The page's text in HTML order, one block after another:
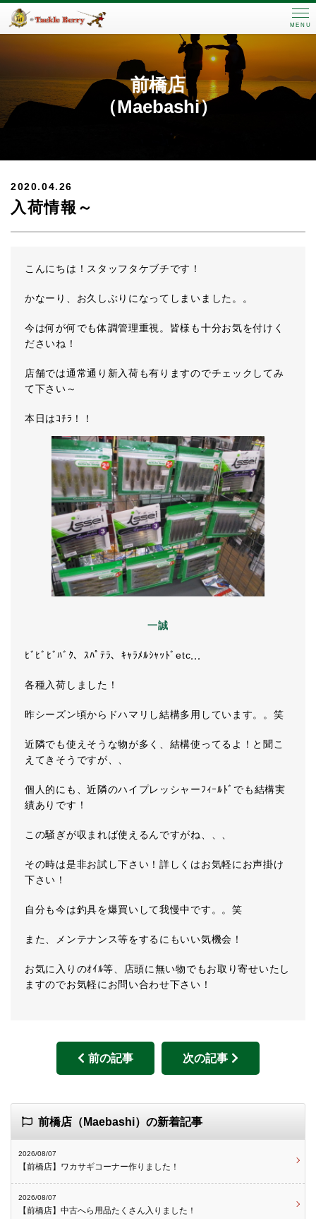
MENU
前橋店
（Maebashi）
2020.04.26
入荷情報～
こんにちは！スタッフタケブチです！
かなーり、お久しぶりになってしまいました。。
今は何が何でも体調管理重視。皆様も十分お気を付けく
ださいね！
店舗では通常通り新入荷も有りますのでチェックしてみ
て下さい～
本日はｺﾁﾗ！！
一誠
ﾋﾞﾋﾞﾋﾞﾊﾞｸ、ｽﾊﾟﾃﾗ、ｷｬﾗﾒﾙｼｬｯﾄﾞetc,,,
各種入荷しました！
昨シーズン頃からドハマリし結構多用しています。。笑
近隣でも使えそうな物が多く、結構使ってるよ！と聞こ
えてきそうですが、、
個人的にも、近隣のハイプレッシャーﾌｨｰﾙﾄﾞでも結構実
績ありです！
この騒ぎが収まれば使えるんですがね、、、
その時は是非お試し下さい！詳しくはお気軽にお声掛け
下さい！
自分も今は釣具を爆買いして我慢中です。。笑
また、メンテナンス等をするにもいい気機会！
お気に入りのｵｲﾙ等、店頭に無い物でもお取り寄せいたし
ますのでお気軽にお問い合わせ下さい！
前の記事 次の記事
前橋店（Maebashi）の新着記事
2026/08/07
【前橋店】ワカサギコーナー作りました！
2026/08/07
【前橋店】中古へら用品たくさん入りました！